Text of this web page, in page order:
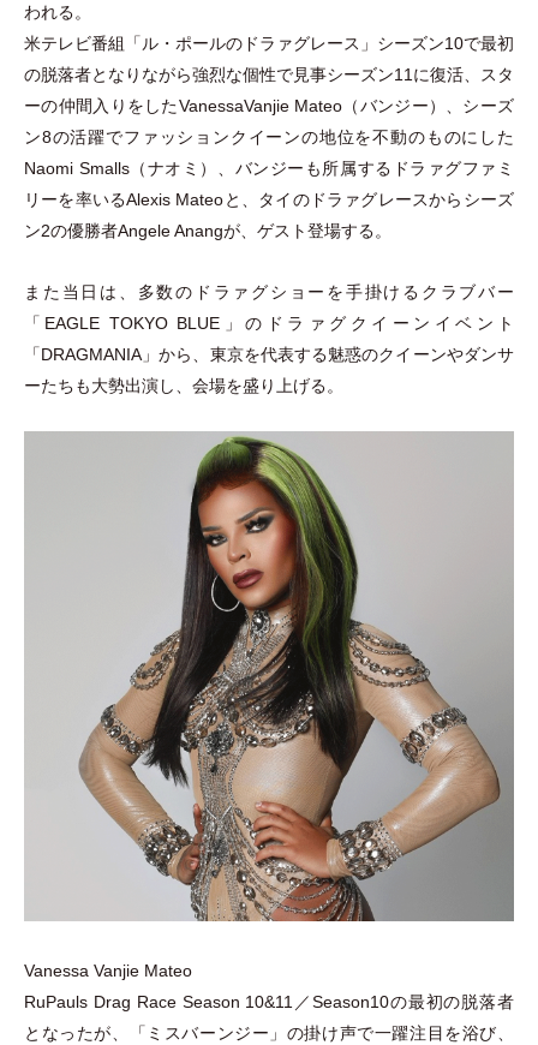
われる。
米テレビ番組
「 ル ・ ポールのドラァグレース 」 シーズン10で最初
の脱落者となりながら強烈な個性で見事シーズン11に復活、スタ
ーの仲間入りをしたVanessaVanjie Mateo （バンジー）
、シーズ
ン8の活躍でファッションクイーンの地位を不動のものにした
Naomi Smalls（ナオミ ）
、バンジーも所属するドラァグファミ
リーを率いるAlexis Mateoと、タイのドラァグレースからシーズ
ン2の優勝者Angele Anangが、ゲスト登場する。
また当日は、多数のドラァグショーを手掛けるクラブバー
「 EAGLE TOKYO BLUE 」のドラァグクイーンイベント
「DRAGMANIA 」から、東京を代表する魅惑のクイーンやダンサ
ーたちも大勢出演し、会場を盛り上げる。
Vanessa Vanjie Mateo
RuPauls Drag Race Season 10&11／Season10の最初の脱落者
となったが、
「 ミスバーンジー 」 の掛け声で一躍注目を浴び、